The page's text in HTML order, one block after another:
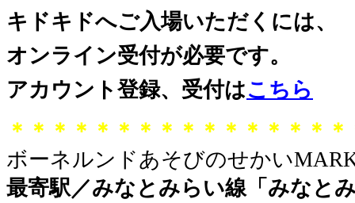
キドキドへご入場いただくには、
オンライン受付が必要です。
アカウント登録、受付はこちら
＊＊＊＊＊＊＊＊＊＊＊＊＊＊＊
ボーネルンドあそびのせかい
最寄駅／みなとみらい線「みなと